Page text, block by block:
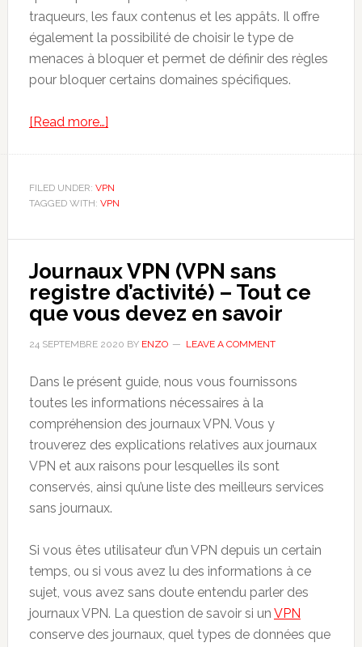
traqueurs, les faux contenus et les appâts. Il offre
également la possibilité de choisir le type de
menaces à bloquer et permet de définir des règles
pour bloquer certains domaines spécifiques.
[Read more…]about
Avis
et
FILED UNDER: VPN
TAGGED WITH: VPN
Journaux VPN (VPN sans
registre d’activité) – Tout ce
que vous devez en savoir
24 SEPTEMBRE 2020 BY ENZO LEAVE A COMMENT
Dans le présent guide, nous vous fournissons
toutes les informations nécessaires à la
compréhension des journaux VPN. Vous y
trouverez des explications relatives aux journaux
VPN et aux raisons pour lesquelles ils sont
conservés, ainsi qu’une liste des meilleurs services
sans journaux.
Si vous êtes utilisateur d’un VPN depuis un certain
temps, ou si vous avez lu des informations à ce
sujet, vous avez sans doute entendu parler des
journaux VPN. La question de savoir si un VPN
conserve des journaux, quel types de données que